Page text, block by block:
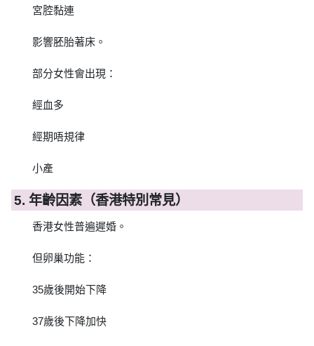
宮腔黏連
影響胚胎著床。
部分女性會出現：
經血多
經期唔規律
小產
5. 年齡因素（香港特別常見）
香港女性普遍遲婚。
但卵巢功能：
35歲後開始下降
37歲後下降加快